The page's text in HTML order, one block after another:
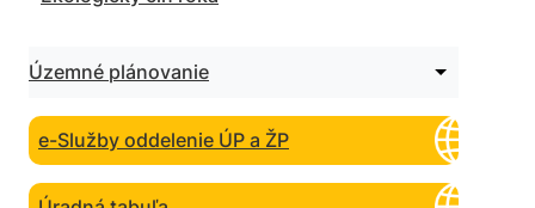
Územné plánovanie
Rozbaliť
pre
Územné
plánovanie
e-Služby oddelenie ÚP a ŽP